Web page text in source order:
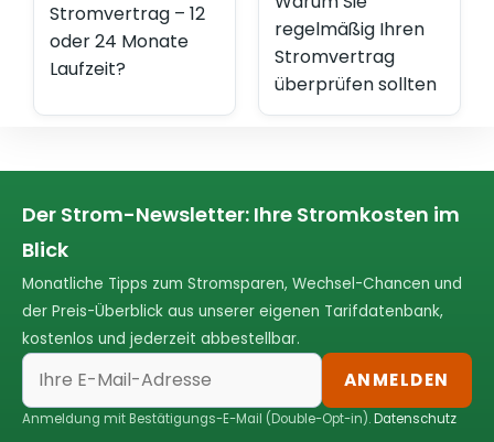
Stromvertrag – 12
oder 24 Monate
Laufzeit?
regelmäßig Ihren
Stromvertrag
überprüfen sollten
Der Strom-Newsletter: Ihre Stromkosten im
Blick
Monatliche Tipps zum Stromsparen, Wechsel-Chancen und
der Preis-Überblick aus unserer eigenen Tarifdatenbank,
kostenlos und jederzeit abbestellbar.
ANMELDEN
Anmeldung mit Bestätigungs-E-Mail (Double-Opt-in).Datenschutz